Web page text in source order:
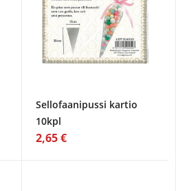
Sellofaanipussi kartio
10kpl
2,65 €